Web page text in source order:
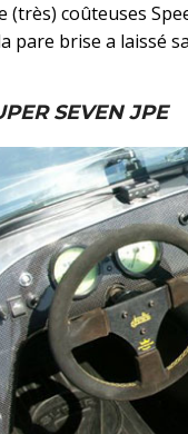
coûteuses
pare brise a laissé
SEVEN JPE